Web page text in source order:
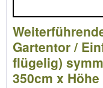
Gartentor /
flügelig)
350cm x